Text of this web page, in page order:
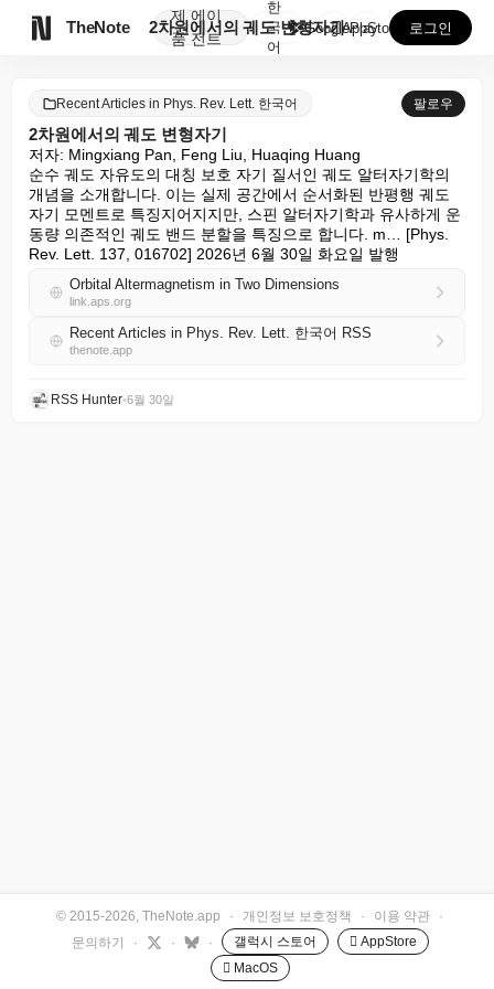
TheNote
제
품
에이
전트
2차원에서의 궤도 변형자기
한
국
어
GooglePlay
AppStore 로그인
Recent Articles in Phys. Rev. Lett. 한국어 팔로우
2차원에서의 궤도 변형자기
저자: Mingxiang Pan, Feng Liu, Huaqing Huang
순수 궤도 자유도의 대칭 보호 자기 질서인 궤도 알터자기학의
개념을 소개합니다. 이는 실제 공간에서 순서화된 반평행 궤도
자기 모멘트로 특징지어지지만, 스핀 알터자기학과 유사하게 운
동량 의존적인 궤도 밴드 분할을 특징으로 합니다. m… [Phys.
Rev. Lett. 137, 016702] 2026년 6월 30일 화요일 발행
Orbital Altermagnetism in Two Dimensions
link.aps.org
Recent Articles in Phys. Rev. Lett. 한국어 RSS
thenote.app
RSS Hunter•6월 30일
© 2015-2026, TheNote.app · 개인정보 보호정책 · 이용 약관
·
문의하기
· · · 갤럭시 스토어
 AppStore
 MacOS